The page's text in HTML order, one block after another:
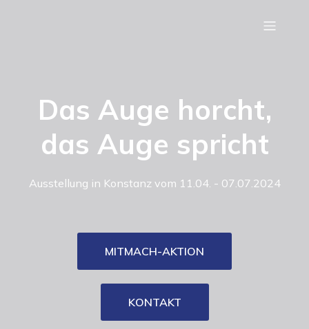
Das Auge horcht,
das Auge spricht
Ausstellung in Konstanz vom 11.04. - 07.07.2024
MITMACH-AKTION
KONTAKT